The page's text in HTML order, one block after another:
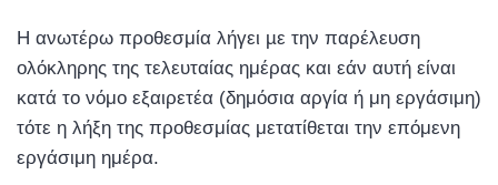
Η ανωτέρω προθεσμία λήγει µε την παρέλευση
ολόκληρης της τελευταίας ημέρας και εάν αυτή είναι
κατά το νόμο εξαιρετέα (δημόσια αργία ή μη εργάσιμη)
τότε η λήξη της προθεσμίας μετατίθεται την επόμενη
εργάσιμη ημέρα.